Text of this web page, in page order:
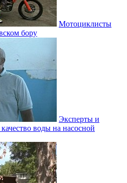
Мотоциклисты
бору
Эксперты и
воды на насосной